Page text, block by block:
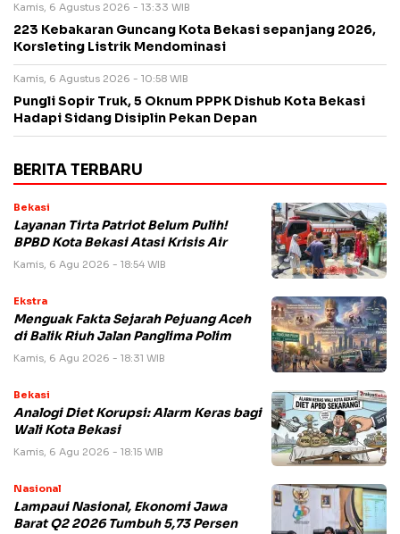
Kamis, 6 Agustus 2026 - 13:33 WIB
223 Kebakaran Guncang Kota Bekasi sepanjang 2026,
Korsleting Listrik Mendominasi
Kamis, 6 Agustus 2026 - 10:58 WIB
Pungli Sopir Truk, 5 Oknum PPPK Dishub Kota Bekasi
Hadapi Sidang Disiplin Pekan Depan
BERITA TERBARU
Bekasi
Layanan Tirta Patriot Belum Pulih!
BPBD Kota Bekasi Atasi Krisis Air
Kamis, 6 Agu 2026 - 18:54 WIB
Ekstra
Menguak Fakta Sejarah Pejuang Aceh
di Balik Riuh Jalan Panglima Polim
Kamis, 6 Agu 2026 - 18:31 WIB
Bekasi
Analogi Diet Korupsi: Alarm Keras bagi
Wali Kota Bekasi
Kamis, 6 Agu 2026 - 18:15 WIB
Nasional
Lampaui Nasional, Ekonomi Jawa
Barat Q2 2026 Tumbuh 5,73 Persen